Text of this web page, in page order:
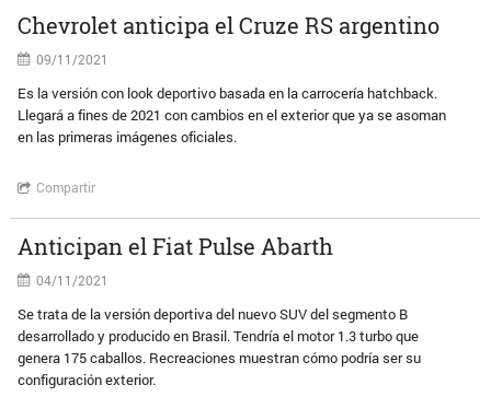
Chevrolet anticipa el Cruze RS argentino
09/11/2021
Es la versión con look deportivo basada en la carrocería hatchback.
Llegará a fines de 2021 con cambios en el exterior que ya se asoman
en las primeras imágenes oficiales.
Compartir
Anticipan el Fiat Pulse Abarth
04/11/2021
Se trata de la versión deportiva del nuevo SUV del segmento B
desarrollado y producido en Brasil. Tendría el motor 1.3 turbo que
genera 175 caballos. Recreaciones muestran cómo podría ser su
configuración exterior.